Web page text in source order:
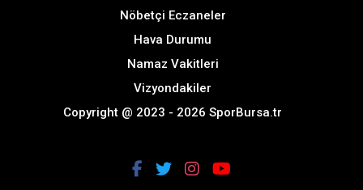
Nöbetçi Eczaneler
Hava Durumu
Namaz Vakitleri
Vizyondakiler
Copyright @ 2023 - 2026 SporBursa.tr